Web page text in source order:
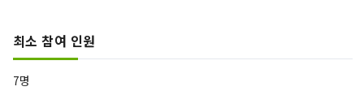
최소 참여 인원
7명